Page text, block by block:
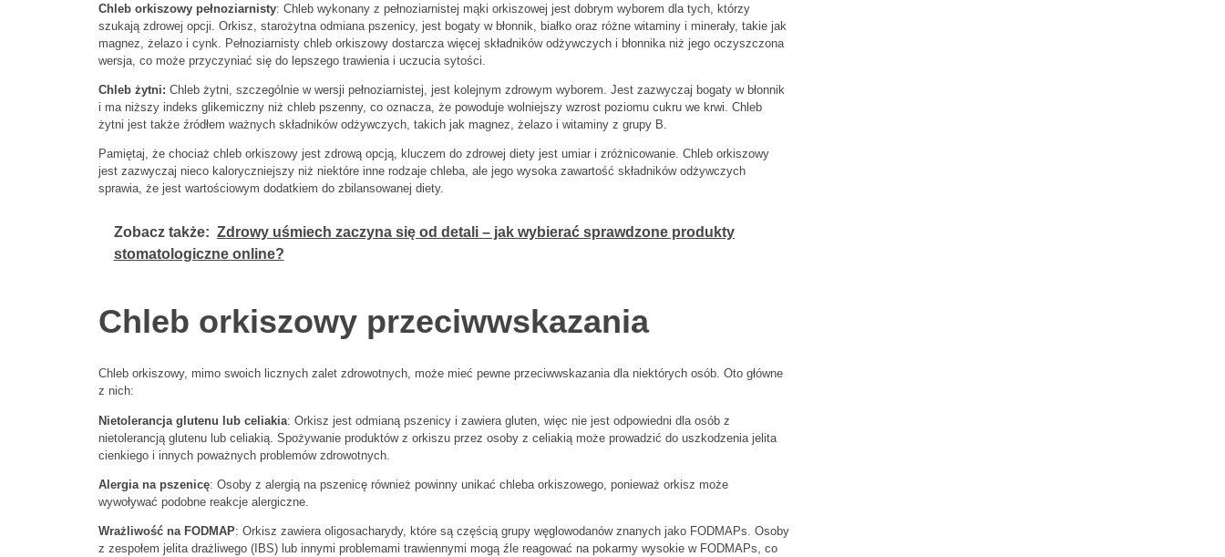
Chleb orkiszowy pełnoziarnisty: Chleb wykonany z pełnoziarnistej mąki orkiszowej jest dobrym wyborem dla tych, którzy
szukają zdrowej opcji. Orkisz, starożytna odmiana pszenicy, jest bogaty w błonnik, białko oraz różne witaminy i minerały, takie jak
magnez, żelazo i cynk. Pełnoziarnisty chleb orkiszowy dostarcza więcej składników odżywczych i błonnika niż jego oczyszczona
wersja, co może przyczyniać się do lepszego trawienia i uczucia sytości.
Chleb żytni: Chleb żytni, szczególnie w wersji pełnoziarnistej, jest kolejnym zdrowym wyborem. Jest zazwyczaj bogaty w błonnik
i ma niższy indeks glikemiczny niż chleb pszenny, co oznacza, że powoduje wolniejszy wzrost poziomu cukru we krwi. Chleb
żytni jest także źródłem ważnych składników odżywczych, takich jak magnez, żelazo i witaminy z grupy B.
Pamiętaj, że chociaż chleb orkiszowy jest zdrową opcją, kluczem do zdrowej diety jest umiar i zróżnicowanie. Chleb orkiszowy
jest zazwyczaj nieco kaloryczniejszy niż niektóre inne rodzaje chleba, ale jego wysoka zawartość składników odżywczych
sprawia, że jest wartościowym dodatkiem do zbilansowanej diety.
Zobacz także: Zdrowy uśmiech zaczyna się od detali – jak wybierać sprawdzone produkty
stomatologiczne online?
Chleb orkiszowy przeciwwskazania
Chleb orkiszowy, mimo swoich licznych zalet zdrowotnych, może mieć pewne przeciwwskazania dla niektórych osób. Oto główne
z nich:
Nietolerancja glutenu lub celiakia: Orkisz jest odmianą pszenicy i zawiera gluten, więc nie jest odpowiedni dla osób z
nietolerancją glutenu lub celiakią. Spożywanie produktów z orkiszu przez osoby z celiakią może prowadzić do uszkodzenia jelita
cienkiego i innych poważnych problemów zdrowotnych.
Alergia na pszenicę: Osoby z alergią na pszenicę również powinny unikać chleba orkiszowego, ponieważ orkisz może
wywoływać podobne reakcje alergiczne.
Wrażliwość na FODMAP: Orkisz zawiera oligosacharydy, które są częścią grupy węglowodanów znanych jako FODMAPs. Osoby
z zespołem jelita drażliwego (IBS) lub innymi problemami trawiennymi mogą źle reagować na pokarmy wysokie w FODMAPs, co